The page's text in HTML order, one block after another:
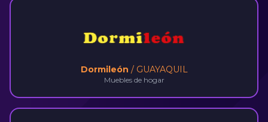
Dormileón / GUAYAQUIL
Muebles de hogar